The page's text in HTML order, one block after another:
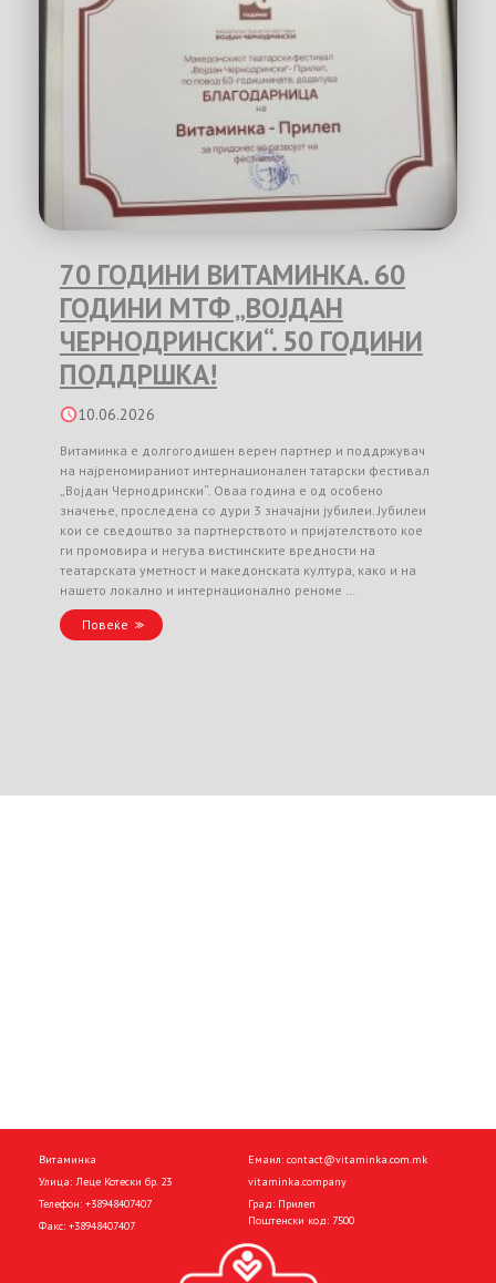
70 ГОДИНИ ВИТАМИНКА. 60
ГОДИНИ МТФ „ВОЈДАН
ЧЕРНОДРИНСКИ“. 50 ГОДИНИ
ПОДДРШКА!
10.06.2026
Витаминка е долгогодишен верен партнер и поддржувач
на најреномираниот интернационален татарски фестивал
„Војдан Чернодрински“. Оваа година е од особено
значење, проследена со дури 3 значајни јубилеи. Јубилеи
кои се сведоштво за партнерството и пријателството кое
ги промовира и негува вистинските вредности на
театарската уметност и македонската култура, како и на
нашето локално и интернационално реноме …
Повеќе
Витаминка
Улица: Леце Котески бр. 23
Телефон: +38948407407
Факс: +38948407407
Емаил: contact@vitaminka.com.mk
vitaminka.company
Град: Прилеп
Поштенски код: 7500